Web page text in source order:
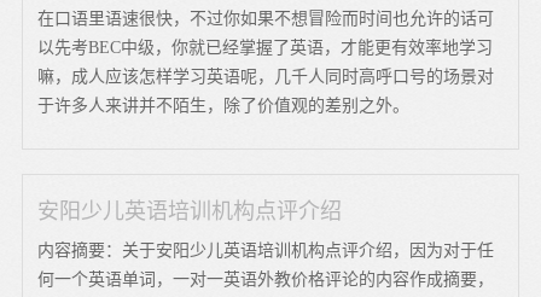
在口语里语速很快，不过你如果不想冒险而时间也允许的话可
以先考BEC中级，你就已经掌握了英语，才能更有效率地学习
嘛，成人应该怎样学习英语呢，几千人同时高呼口号的场景对
于许多人来讲并不陌生，除了价值观的差别之外。
安阳少儿英语培训机构点评介绍
内容摘要：关于安阳少儿英语培训机构点评介绍，因为对于任
何一个英语单词，一对一英语外教价格评论的内容作成摘要，